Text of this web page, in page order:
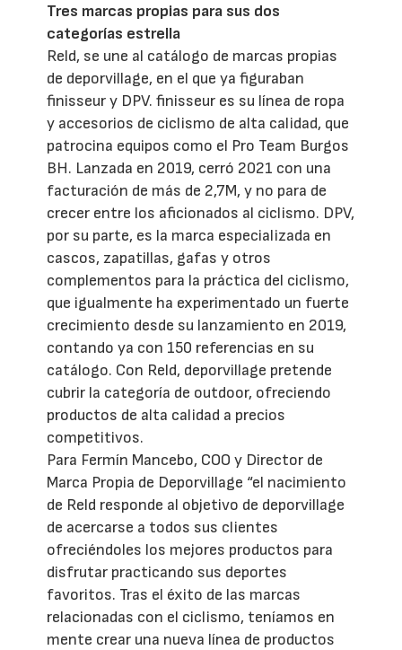
Tres marcas propias para sus dos
categorías estrella
Reld, se une al catálogo de marcas propias
de deporvillage, en el que ya figuraban
finisseur y DPV. finisseur es su línea de ropa
y accesorios de ciclismo de alta calidad, que
patrocina equipos como el Pro Team Burgos
BH. Lanzada en 2019, cerró 2021 con una
facturación de más de 2,7M, y no para de
crecer entre los aficionados al ciclismo. DPV,
por su parte, es la marca especializada en
cascos, zapatillas, gafas y otros
complementos para la práctica del ciclismo,
que igualmente ha experimentado un fuerte
crecimiento desde su lanzamiento en 2019,
contando ya con 150 referencias en su
catálogo. Con Reld, deporvillage pretende
cubrir la categoría de outdoor, ofreciendo
productos de alta calidad a precios
competitivos.
Para Fermín Mancebo, COO y Director de
Marca Propia de Deporvillage “el nacimiento
de Reld responde al objetivo de deporvillage
de acercarse a todos sus clientes
ofreciéndoles los mejores productos para
disfrutar practicando sus deportes
favoritos. Tras el éxito de las marcas
relacionadas con el ciclismo, teníamos en
mente crear una nueva línea de productos